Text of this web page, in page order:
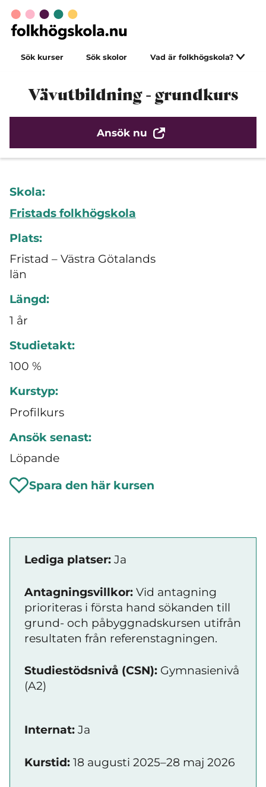
Sök kurser Sök skolor Vad är folkhögskola?
Vävutbildning - grundkurs
Ansök nu
Skola:
Fristads folkhögskola
Plats:
Fristad – Västra Götalands
län
Längd:
1 år
Studietakt:
100 %
Kurstyp:
Profilkurs
Ansök senast:
Löpande
Spara den här kursen
Lediga platser: Ja
Antagningsvillkor: Vid antagning
prioriteras i första hand sökanden till
grund- och påbyggnadskursen utifrån
resultaten från referenstagningen.
Studiestödsnivå (CSN): Gymnasienivå
(A2)
Internat: Ja
Kurstid: 18 augusti 2025–28 maj 2026